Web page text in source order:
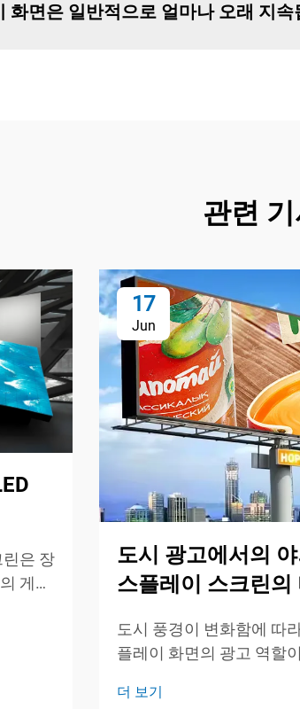
화면은 일반적으로 얼마나 오래 지속
관련
린은 장
게임
이
17
Jun
도시 광고에서의 야
스플레이 스크린의
도시 풍경이 변화함에 따
플레이 화면의 광고 역할
사로잡는 디스플레이는 전
더 보기